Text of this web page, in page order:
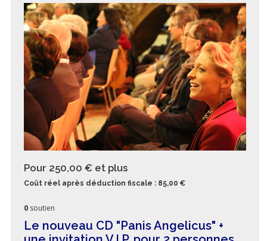
Pour 250,00 € et plus
Coût réel après déduction fiscale : 85,00 €
0 soutien
Le nouveau CD "Panis Angelicus" +